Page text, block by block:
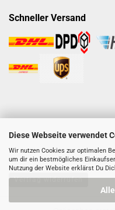
Diese Webseite verwendet
Wir nutzen Cookies zur optimalen
um dir ein bestmögliches
Nutzung der Website erklärst Du
Schneller Versand
Vertrag widerrufen